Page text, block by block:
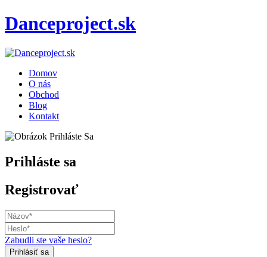
Danceproject.sk
Domov
O nás
Obchod
Blog
Kontakt
Prihláste sa
Registrovať
Zabudli ste vaše heslo?